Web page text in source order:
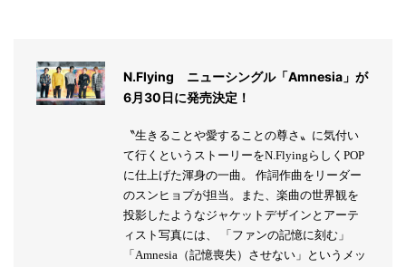
N.Flying ニューシングル「Amnesia」が
6月30日に発売決定！
〝生きることや愛することの尊さ〟に気付い
て行くというストーリーをN.FlyingらしくPOP
に仕上げた渾身の一曲。 作詞作曲をリーダー
のスンヒョプが担当。また、楽曲の世界観を
投影したようなジャケットデザインとアーテ
ィスト写真には、 「ファンの記憶に刻む」
「Amnesia（記憶喪失）させない」というメッ